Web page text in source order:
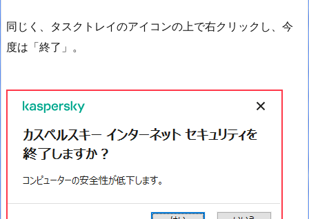
同じく、タスクトレイのアイコンの上で右クリックし、今
度は「終了」。